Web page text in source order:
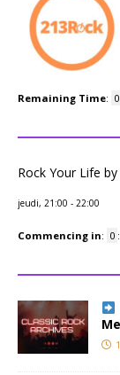
Remaining Time: 0
Rock Your Life
jeudi, 21:00 - 22:00
Commencing in: 0 :